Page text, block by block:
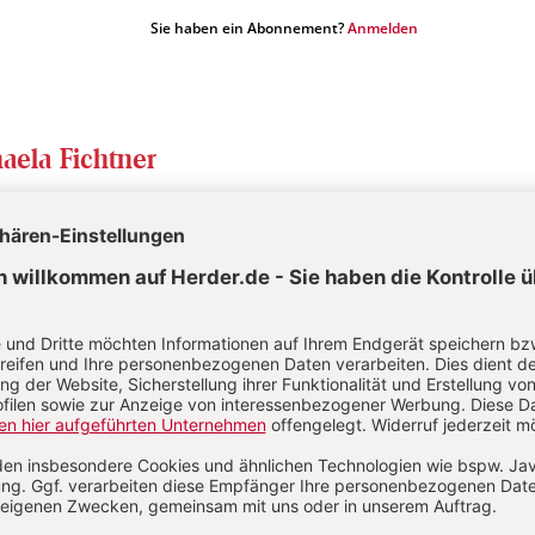
Sie haben ein Abonnement?Anmelden
Fichtner
in Hüttlingen und leitet eine Spielgruppe für Kinder
Seen, Ozeane S. 16-17 Natur und Umwelt
:PFLANZEN UND TIERE IM UND AM WASSER